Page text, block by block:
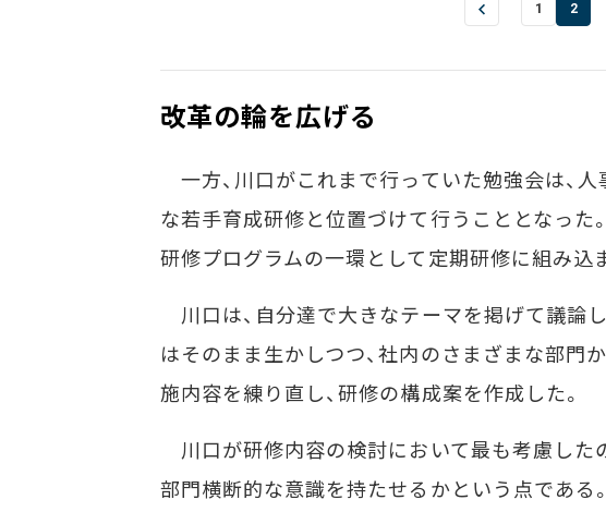
1 2
改革の輪を広げる
一方、川口がこれまで行っていた勉強会は、
な若手育成研修と位置づけて行うこととなった
研修プログラムの一環として定期研修に組み込
川口は、自分達で大きなテーマを掲げて議論
はそのまま生かしつつ、社内のさまざまな部門
施内容を練り直し、研修の構成案を作成した。
川口が研修内容の検討において最も考慮した
部門横断的な意識を持たせるかという点である